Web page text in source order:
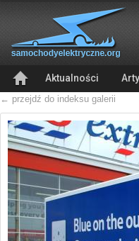
Aktualności
← przejdź do indeksu galerii